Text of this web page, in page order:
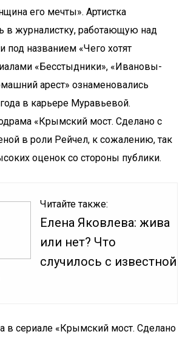
его мечты». Артистка
в журналистку, работающую над
под названием «Чего хотят
«Бесстыдники», «Ивановы-
арест» ознаменовались
в карьере Муравьевой.
«Крымский мост. Сделано с
в роли Рейчел, к сожалению, так
оценок со стороны публики.
Читайте также:
Елена Яковлева: жива
или нет? Что
случилось с известной
в сериале «Крымский мост. Сделано